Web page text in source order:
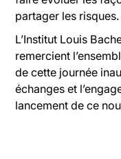
partager les risques.
L’Institut Louis
remercient
de cette journée
échanges et
lancement de ce